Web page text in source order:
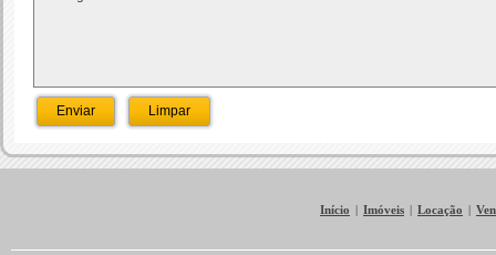
Início | Imóveis | Locação |